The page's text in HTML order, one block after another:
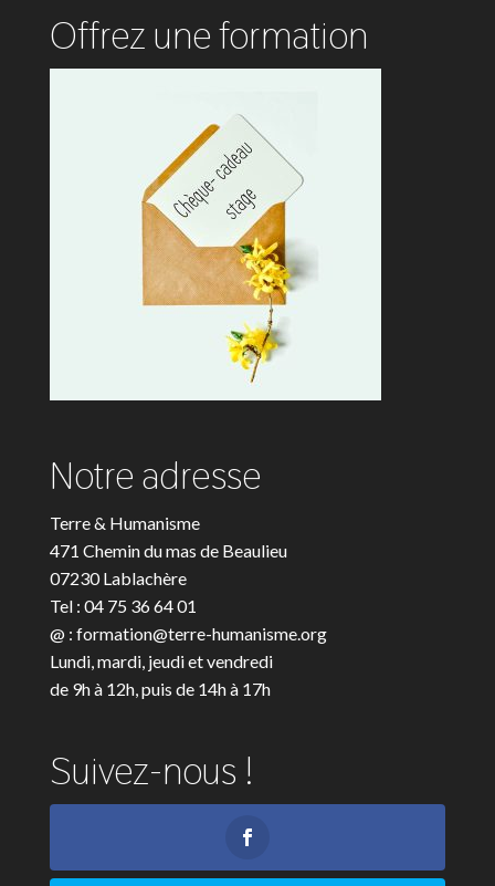
Offrez une formation
Notre adresse
Terre & Humanisme
471 Chemin du mas de Beaulieu
07230 Lablachère
Tel : 04 75 36 64 01
@ : formation@terre-humanisme.org
Lundi, mardi, jeudi et vendredi
de 9h à 12h, puis de 14h à 17h
Suivez-nous !